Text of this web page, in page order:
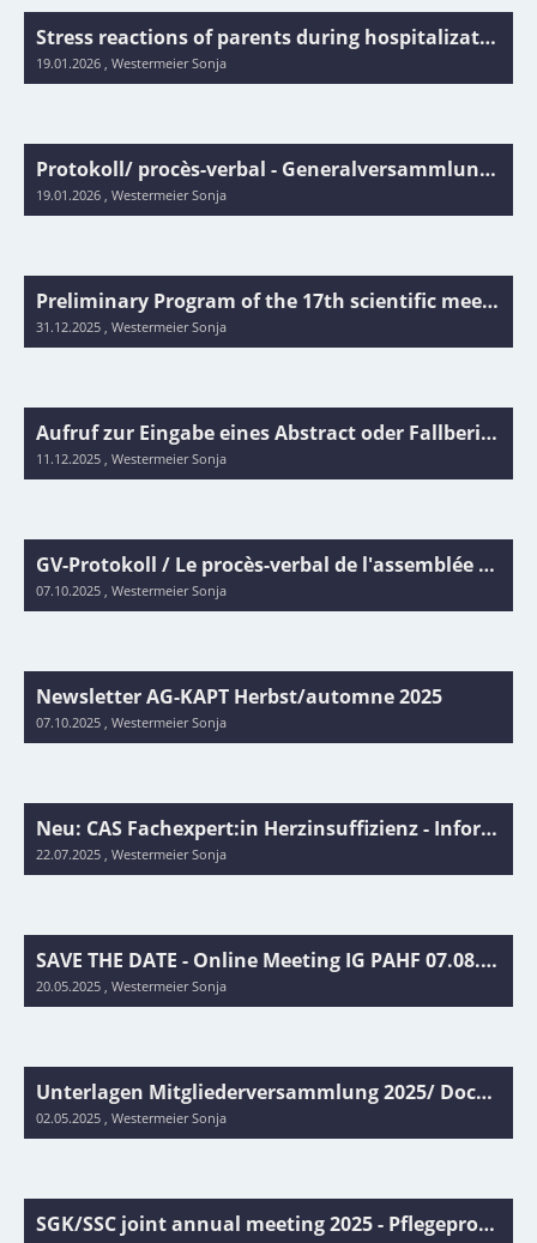
Stress reactions of parents during hospitalization and chronic illness of their child - psychological perspectives
19.01.2026 , Westermeier Sonja
Protokoll/ procès-verbal - Generalversammlung/ assemblée générale IG PAHF 14.11.2025, Zürich/ Zurich
19.01.2026 , Westermeier Sonja
Preliminary Program of the 17th scientific meeting Swiss Society of Pediatric Cardiology 2025
31.12.2025 , Westermeier Sonja
Aufruf zur Eingabe eines Abstract oder Fallberichts/ Praxisentwicklungsprojekts/ Appel à résumés/ rapports de cas cliniques für das/ pour SSC/SSCS Annual Meeting 2026
11.12.2025 , Westermeier Sonja
GV-Protokoll / Le procès-verbal de l'assemblée générale AG-KAPT 2025
07.10.2025 , Westermeier Sonja
Newsletter AG-KAPT Herbst/automne 2025
07.10.2025 , Westermeier Sonja
Neu: CAS Fachexpert:in Herzinsuffizienz - Informationsanlass 19.08.2025/ Nouveau: CAS Expert(e) de l'insuffisance cardiaque - séance d'information en ligne 19.08.2025
22.07.2025 , Westermeier Sonja
SAVE THE DATE - Online Meeting IG PAHF 07.08.2025, 19.00 h
20.05.2025 , Westermeier Sonja
Unterlagen Mitgliederversammlung 2025/ Documents de l'Assemblée des Membres 2025
02.05.2025 , Westermeier Sonja
SGK/SSC joint annual meeting 2025 - Pflegeprogramm DE/ FR/ EN